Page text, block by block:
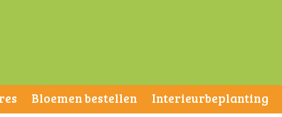
Bloemen bestellen Interieurbeplanting